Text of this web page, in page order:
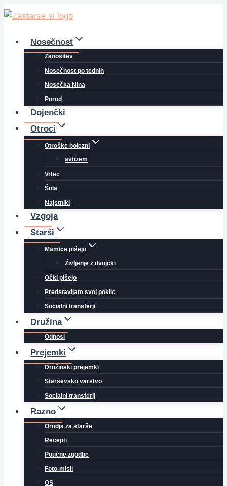
Skip
contentNosečnost
Zanositev
Nosečnost po tednih
Nosečka Nina
Porod
Dojenčki
Otroci
Otroške bolezni
avtizem
Vrtec
Šola
Najstniki
Vzgoja
Starši
Mamice pišejo
Življenje z dvojčki
Očki pišejo
Predstavljam svoj poklic
Socialni transferji
Družina
Odnosi
Prejemki
Družinski prejemki
Starševsko varstvo
Socialni transferji
Razno
Orodja za starše
Recepti
Poučne zgodbe
Foto-misli
OS